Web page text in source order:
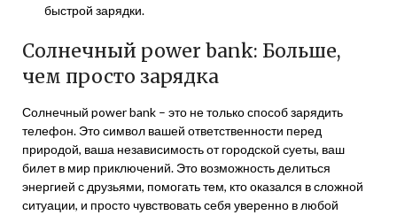
быстрой зарядки.
Солнечный power bank: Больше,
чем просто зарядка
Солнечный power bank – это не только способ зарядить
телефон. Это символ вашей ответственности перед
природой, ваша независимость от городской суеты, ваш
билет в мир приключений. Это возможность делиться
энергией с друзьями, помогать тем, кто оказался в сложной
ситуации, и просто чувствовать себя уверенно в любой